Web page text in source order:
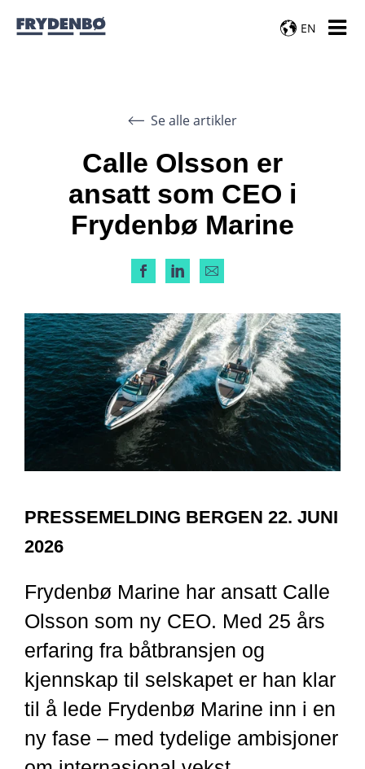
EN
Se alle artikler
Calle Olsson er
ansatt som CEO i
Frydenbø Marine
PRESSEMELDING BERGEN 22. JUNI
2026
Frydenbø Marine har ansatt Calle
Olsson som ny CEO. Med 25 års
erfaring fra båtbransjen og
kjennskap til selskapet er han klar
til å lede Frydenbø Marine inn i en
ny fase – med tydelige ambisjoner